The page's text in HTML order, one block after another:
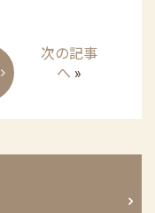
次の記事
へ »